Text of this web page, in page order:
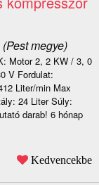
(Pest megye)
Motor 2, 2 KW / 3, 0
V Fordulat:
Liter/min Max
24 Liter Súly:
darab! 6 hónap
Kedvencekbe